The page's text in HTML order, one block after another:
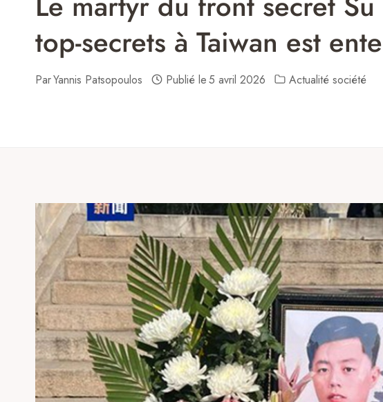
top-secrets à Taiwan est
ParYannis Patsopoulos Publié le5 avril 2026 Actualité société